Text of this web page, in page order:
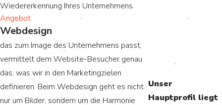
Wiedererkennung Ihres Unternehmens.
Angebot
Webdesign
das zum Image des Unternehmens passt,
vermittelt dem Website-Besucher genau
das, was wir in den Marketingzielen
definieren. Beim Webdesign geht es nicht
nur um Bilder, sondern um die Harmonie
Unser
Hauptprofil liegt